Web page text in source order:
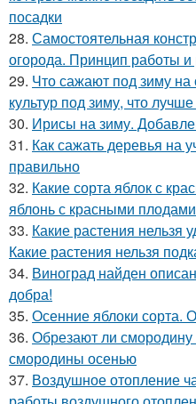
посадки
28. Самостоятельная
огорода. Принцип работы и
29. Что сажают под зиму
культур под зиму, что
30. Ирисы на зиму.
31. Как сажать деревья на
правильно
32. Какие сорта яблок с
яблонь с красными плодами
33. Какие растения нельзя
Какие растения нельзя
34. Виноград найден
добра!
35. Осенние яблоки сорта.
36. Обрезают ли смородину
смородины осенью
37. Воздушное отопление